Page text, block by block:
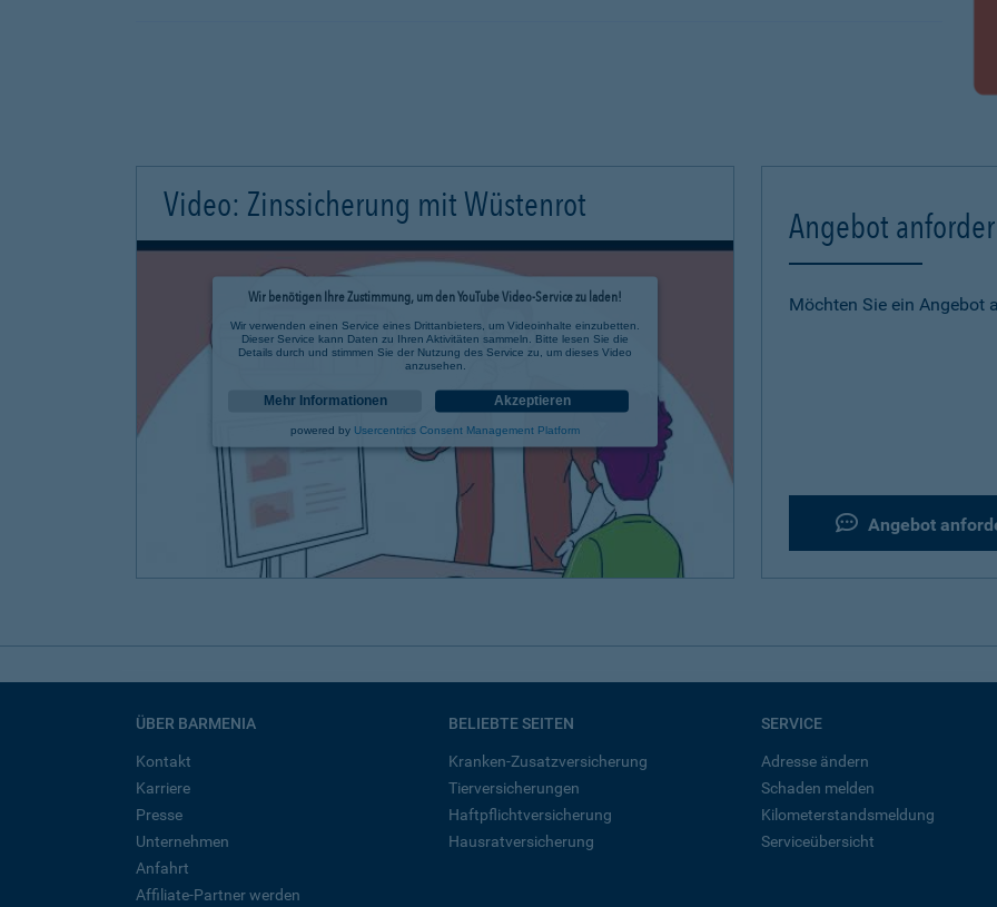
Video: Zinssicherung mit Wüstenrot
Wir benötigen Ihre Zustimmung, um den YouTube Video-Service zu laden!
Wir verwenden einen Service eines Drittanbieters, um Videoinhalte einzubetten.
Dieser Service kann Daten zu Ihren Aktivitäten sammeln. Bitte lesen Sie die
Details durch und stimmen Sie der Nutzung des Service zu, um dieses Video
anzusehen.
Mehr Informationen Akzeptieren
powered by Usercentrics Consent Management Platform
Angebot
Möchten Sie ein Angebot
Angebot
ÜBER BARMENIA
Kontakt
Karriere
Presse
Unternehmen
Anfahrt
Affiliate-Partner werden
BELIEBTE SEITEN
Kranken-Zusatzversicherung
Tierversicherungen
Haftpflichtversicherung
Hausratversicherung
SERVICE
Adresse ändern
Schaden melden
Kilometerstandsmeldung
Serviceübersicht